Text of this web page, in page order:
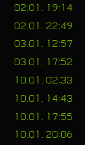
02.01. 19:14
02.01. 22:49
03.01. 12:57
03.01. 17:52
10.01. 02:33
10.01. 14:43
10.01. 17:55
10.01. 20:06